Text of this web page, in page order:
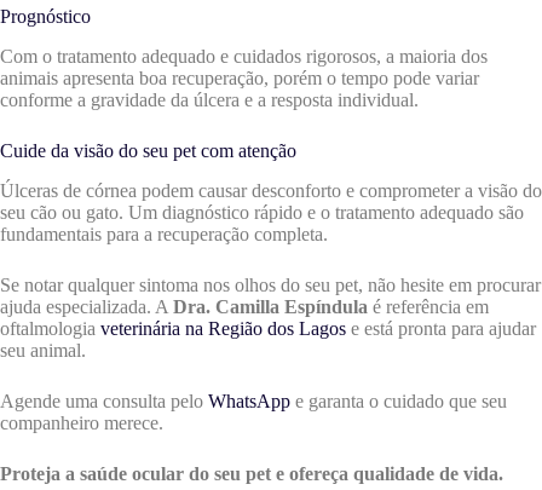
Prognóstico
Com o tratamento adequado e cuidados rigorosos, a maioria dos
animais apresenta boa recuperação, porém o tempo pode variar
conforme a gravidade da úlcera e a resposta individual.
Cuide da visão do seu pet com atenção
Úlceras de córnea podem causar desconforto e comprometer a visão do
seu cão ou gato. Um diagnóstico rápido e o tratamento adequado são
fundamentais para a recuperação completa.
Se notar qualquer sintoma nos olhos do seu pet, não hesite em procurar
ajuda especializada. A Dra. Camilla Espíndula é referência em
oftalmologia veterinária na Região dos Lagos e está pronta para ajudar
seu animal.
Agende uma consulta pelo WhatsApp e garanta o cuidado que seu
companheiro merece.
Proteja a saúde ocular do seu pet e ofereça qualidade de vida.